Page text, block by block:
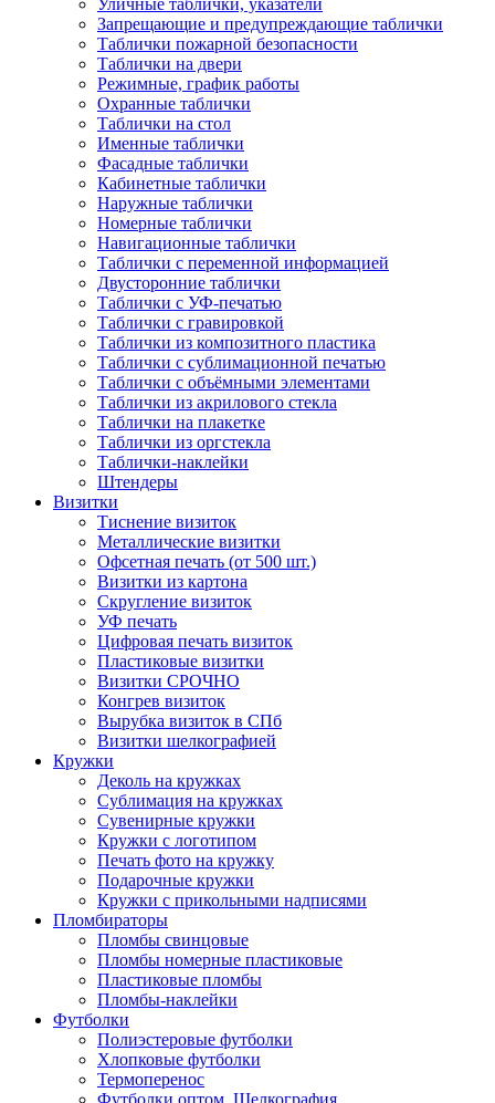
Уличные таблички, указатели
Запрещающие и предупреждающие таблички
Таблички пожарной безопасности
Таблички на двери
Режимные, график работы
Охранные таблички
Таблички на стол
Именные таблички
Фасадные таблички
Кабинетные таблички
Наружные таблички
Номерные таблички
Навигационные таблички
Таблички с переменной информацией
Двусторонние таблички
Таблички с УФ-печатью
Таблички с гравировкой
Таблички из композитного пластика
Таблички с сублимационной печатью
Таблички с объёмными элементами
Таблички из акрилового стекла
Таблички на плакетке
Таблички из оргстекла
Таблички-наклейки
Штендеры
Визитки
Тиснение визиток
Металлические визитки
Офсетная печать (от 500 шт.)
Визитки из картона
Скругление визиток
УФ печать
Цифровая печать визиток
Пластиковые визитки
Визитки СРОЧНО
Конгрев визиток
Вырубка визиток в СПб
Визитки шелкографией
Кружки
Деколь на кружках
Сублимация на кружках
Сувенирные кружки
Кружки с логотипом
Печать фото на кружку
Подарочные кружки
Кружки с прикольными надписями
Пломбираторы
Пломбы свинцовые
Пломбы номерные пластиковые
Пластиковые пломбы
Пломбы-наклейки
Футболки
Полиэстеровые футболки
Хлопковые футболки
Термоперенос
Футболки оптом. Шелкография